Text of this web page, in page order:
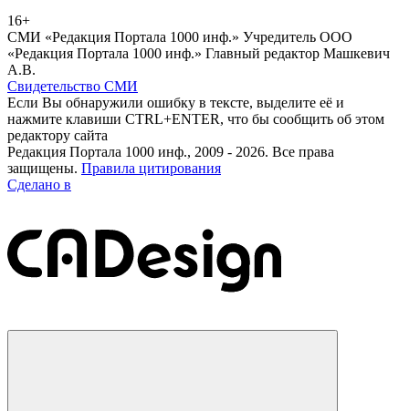
16+
СМИ «Редакция Портала 1000 инф.» Учредитель ООО
«Редакция Портала 1000 инф.» Главный редактор Машкевич
А.В.
Свидетельство СМИ
Если Вы обнаружили ошибку в тексте, выделите её и
нажмите клавиши CTRL+ENTER, что бы сообщить об этом
редактору сайта
Редакция Портала 1000 инф., 2009 - 2026. Все права
защищены. Правила цитирования
Сделано в